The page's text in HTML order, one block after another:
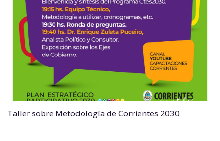
Taller sobre Metodología de Corrientes 2030